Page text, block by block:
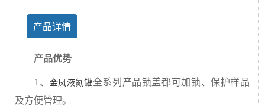
产品详情
产品优势
1、 金凤液氮罐全系列产品锁盖都可加锁、保护样品
及方便管理。